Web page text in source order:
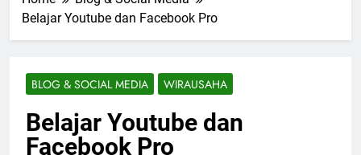
Belajar Youtube dan Facebook Pro
BLOG & SOCIAL MEDIA WIRAUSAHA
Belajar Youtube dan
Facebook Pro